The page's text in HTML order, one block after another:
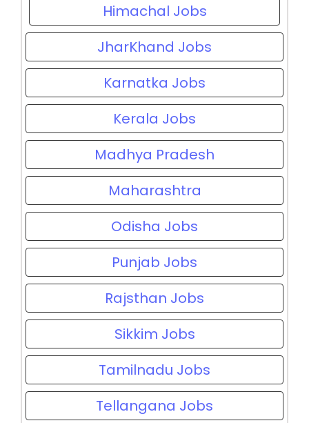
Himachal Jobs
JharKhand Jobs
Karnatka Jobs
Kerala Jobs
Madhya Pradesh
Maharashtra
Odisha Jobs
Punjab Jobs
Rajsthan Jobs
Sikkim Jobs
Tamilnadu Jobs
Tellangana Jobs